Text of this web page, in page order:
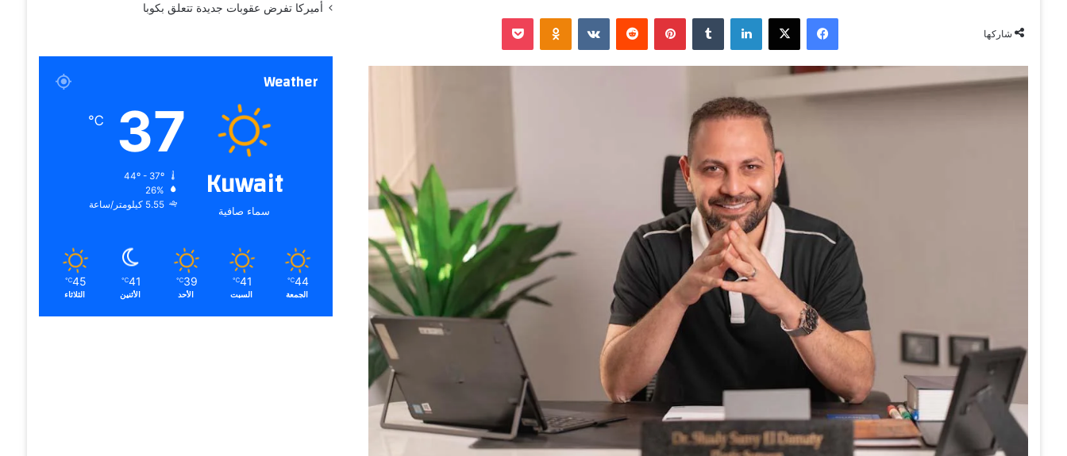
شاركها
فيسبوك ‫X لينكدإن ‏Tumblr بينتيريست ‏Reddit
‏VKontakte
Odnoklassniki
‫Pocket
أميركا تفرض عقوبات جديدة تتعلق بكوبا
Weather
Kuwait
سماء صافية
37
℃
26%
5.55 كيلومتر/ساعة
44
℃
الجمعة
41
℃
السبت
39
℃
الأحد
41
℃
الأثنين
45
℃
الثلاثاء